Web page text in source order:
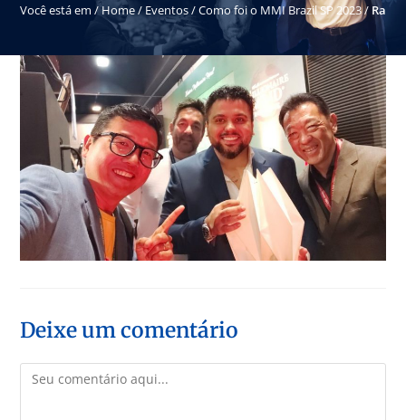
Você está em / Home/ Eventos/Como foi o MMI Brazil SP 2023/ Rafa-
Deixe um comentário